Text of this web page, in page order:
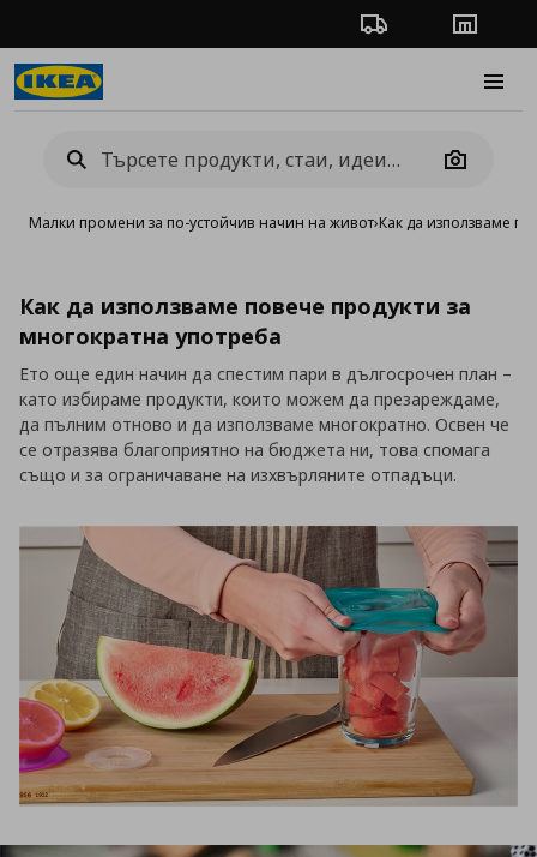
Проследяване на
Camera
Малки промени за по-устойчив начин на живот›Как да използваме
Как да използваме повече продукти за
многократна употреба
Ето още един начин да спестим пари в дългосрочен план –
като избираме продукти, които можем да презареждаме,
да пълним отново и да използваме многократно. Освен че
се отразява благоприятно на бюджета ни, това спомага
също и за ограничаване на изхвърляните отпадъци.